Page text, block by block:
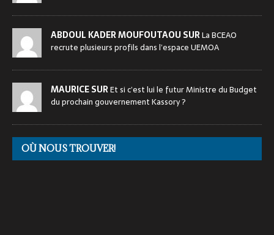
ABDOUL KADER MOUFOUTAOU SURLa BCEAO
recrute plusieurs profils dans l’espace UEMOA
MAURICE SUREt si c’est lui le futur Ministre du Budget
du prochain gouvernement Kassory ?
OÙ NOUS TROUVER!